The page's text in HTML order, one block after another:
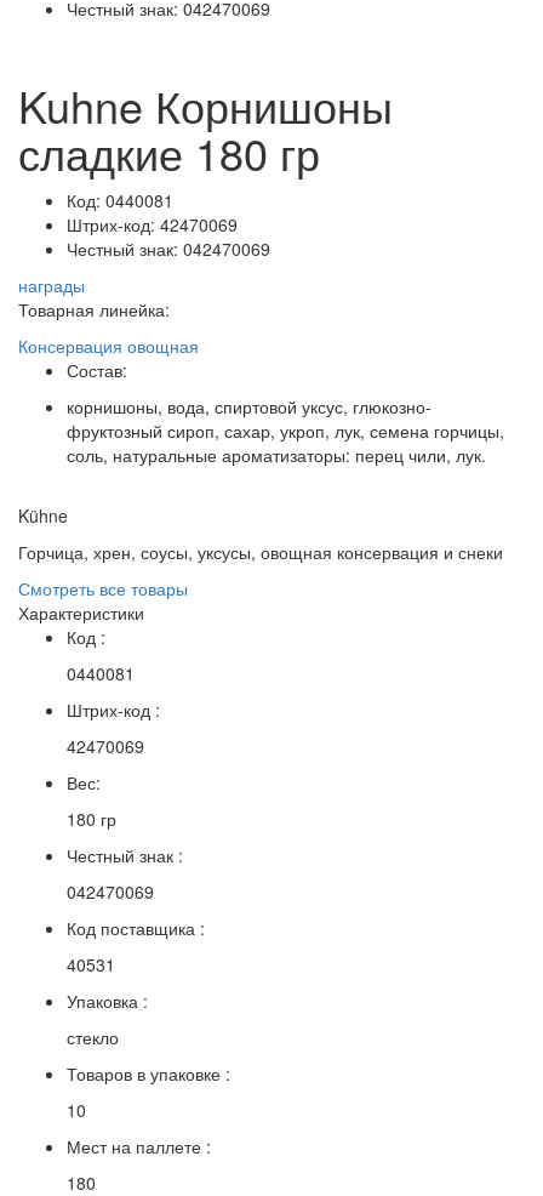
Честный знак: 042470069
Kuhne Корнишоны
сладкие 180 гр
Код: 0440081
Штрих-код: 42470069
Честный знак: 042470069
награды
Товарная линейка:
Консервация овощная
Состав:
корнишоны, вода, спиртовой уксус, глюкозно-
фруктозный сироп, сахар, укроп, лук, семена горчицы,
соль, натуральные ароматизаторы: перец чили, лук.
Kühne
Горчица, хрен, соусы, уксусы, овощная консервация и снеки
Смотреть все товары
Характеристики
Код :
0440081
Штрих-код :
42470069
Вес:
180 гр
Честный знак :
042470069
Код поставщика :
40531
Упаковка :
стекло
Товаров в упаковке :
10
Мест на паллете :
180